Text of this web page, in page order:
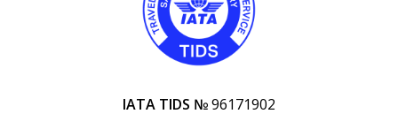
IATA TIDS №96171902